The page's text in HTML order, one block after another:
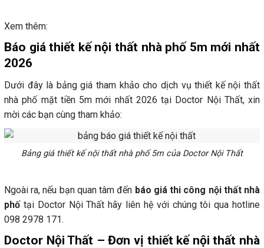
Xem thêm:
Báo giá thiết kế nội thất nhà phố 5m mới nhất
2026
Dưới đây là bảng giá tham khảo cho dịch vụ thiết kế nội thất
nhà phố mặt tiền 5m mới nhất 2026 tại Doctor Nội Thất, xin
mời các bạn cùng tham khảo:
Bảng giá thiết kế nội thất nhà phố 5m của Doctor Nội Thất
Ngoài ra, nếu bạn quan tâm đến báo giá thi công nội thất nhà
phốtại Doctor Nội Thất hãy liên hệ với chúng tôi qua hotline
098 2978 171.
Doctor Nội Thất – Đơn vị thiết kế nội thất nhà